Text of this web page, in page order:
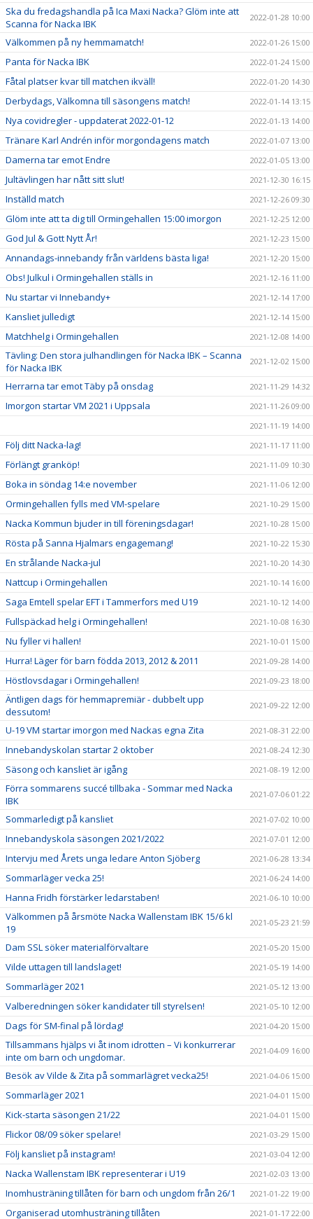
Ska du fredagshandla på Ica Maxi Nacka? Glöm inte att
Scanna för Nacka IBK
2022-01-28 10:00
Välkommen på ny hemmamatch! 2022-01-26 15:00
Panta för Nacka IBK 2022-01-24 15:00
Fåtal platser kvar till matchen ikväll! 2022-01-20 14:30
Derbydags, Välkomna till säsongens match! 2022-01-14 13:15
Nya covidregler - uppdaterat 2022-01-12 2022-01-13 14:00
Tränare Karl Andrén inför morgondagens match 2022-01-07 13:00
Damerna tar emot Endre 2022-01-05 13:00
Jultävlingen har nått sitt slut! 2021-12-30 16:15
Inställd match 2021-12-26 09:30
Glöm inte att ta dig till Ormingehallen 15:00 imorgon 2021-12-25 12:00
God Jul & Gott Nytt År! 2021-12-23 15:00
Annandags-innebandy från världens bästa liga! 2021-12-20 15:00
Obs! Julkul i Ormingehallen ställs in 2021-12-16 11:00
Nu startar vi Innebandy+ 2021-12-14 17:00
Kansliet julledigt 2021-12-14 15:00
Matchhelg i Ormingehallen 2021-12-08 14:00
Tävling: Den stora julhandlingen för Nacka IBK – Scanna
för Nacka IBK
2021-12-02 15:00
Herrarna tar emot Täby på onsdag 2021-11-29 14:32
Imorgon startar VM 2021 i Uppsala
2021-11-26 09:00
2021-11-19 14:00
Följ ditt Nacka-lag! 2021-11-17 11:00
Förlängt granköp! 2021-11-09 10:30
Boka in söndag 14:e november 2021-11-06 12:00
Ormingehallen fylls med VM-spelare 2021-10-29 15:00
Nacka Kommun bjuder in till föreningsdagar! 2021-10-28 15:00
Rösta på Sanna Hjalmars engagemang! 2021-10-22 15:30
En strålande Nacka-jul 2021-10-20 14:30
Nattcup i Ormingehallen 2021-10-14 16:00
Saga Emtell spelar EFT i Tammerfors med U19 2021-10-12 14:00
Fullspäckad helg i Ormingehallen! 2021-10-08 16:30
Nu fyller vi hallen! 2021-10-01 15:00
Hurra! Läger för barn födda 2013, 2012 & 2011 2021-09-28 14:00
Höstlovsdagar i Ormingehallen! 2021-09-23 18:00
Äntligen dags för hemmapremiär - dubbelt upp
dessutom!
2021-09-22 12:00
U-19 VM startar imorgon med Nackas egna Zita 2021-08-31 22:00
Innebandyskolan startar 2 oktober 2021-08-24 12:30
Säsong och kansliet är igång 2021-08-19 12:00
Förra sommarens succé tillbaka - Sommar med Nacka
IBK
2021-07-06 01:22
Sommarledigt på kansliet 2021-07-02 10:00
Innebandyskola säsongen 2021/2022 2021-07-01 12:00
Intervju med Årets unga ledare Anton Sjöberg 2021-06-28 13:34
Sommarläger vecka 25! 2021-06-24 14:00
Hanna Fridh förstärker ledarstaben! 2021-06-10 10:00
Välkommen på årsmöte Nacka Wallenstam IBK 15/6 kl
19
2021-05-23 21:59
Dam SSL söker materialförvaltare 2021-05-20 15:00
Vilde uttagen till landslaget! 2021-05-19 14:00
Sommarläger 2021 2021-05-12 13:00
Valberedningen söker kandidater till styrelsen! 2021-05-10 12:00
Dags för SM-final på lördag! 2021-04-20 15:00
Tillsammans hjälps vi åt inom idrotten – Vi konkurrerar
inte om barn och ungdomar.
2021-04-09 16:00
Besök av Vilde & Zita på sommarlägret vecka25! 2021-04-06 15:00
Sommarläger 2021 2021-04-01 15:00
Kick-starta säsongen 21/22 2021-04-01 15:00
Flickor 08/09 söker spelare! 2021-03-29 15:00
Följ kansliet på instagram! 2021-03-04 12:00
Nacka Wallenstam IBK representerar i U19 2021-02-03 13:00
Inomhusträning tillåten för barn och ungdom från 26/1 2021-01-22 19:00
Organiserad utomhusträning tillåten 2021-01-17 22:00